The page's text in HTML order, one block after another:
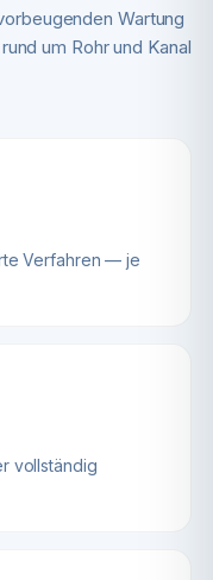
Wartung
um Rohr und Kanal
Verfahren — je
vollständig